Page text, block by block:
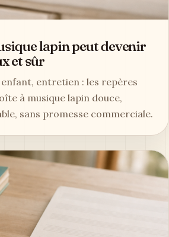
lapin peut devenir
et sûr
entretien : les repères
à musique lapin douce,
sans promesse commerciale.